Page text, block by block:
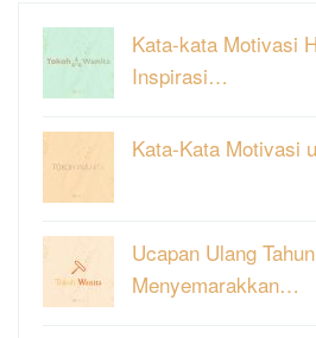
Kata-kata Motivasi
Inspirasi…
Kata-Kata Motivasi
Ucapan Ulang
Menyemarakkan…